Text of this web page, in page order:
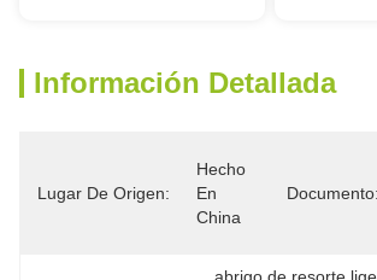
Información Detallada
Lugar De Origen:
Hecho
En
China
Documento: